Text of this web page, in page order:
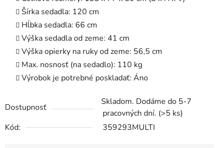
Šírka sedadla: 120 cm
Hĺbka sedadla: 66 cm
Výška sedadla od zeme: 41 cm
Výška opierky na ruky od zeme: 56,5 cm
Max. nosnosť (na sedadlo): 110 kg
Výrobok je potrebné poskladať: Áno
Dostupnosť
Skladom. Dodáme do 5-7
pracovných dní. (>5 ks)
Kód:
359293MULTI